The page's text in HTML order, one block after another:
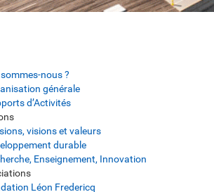
nous ?
générale
d’Activités
visions et valeurs
durable
Enseignement, Innovation
Léon Fredericq